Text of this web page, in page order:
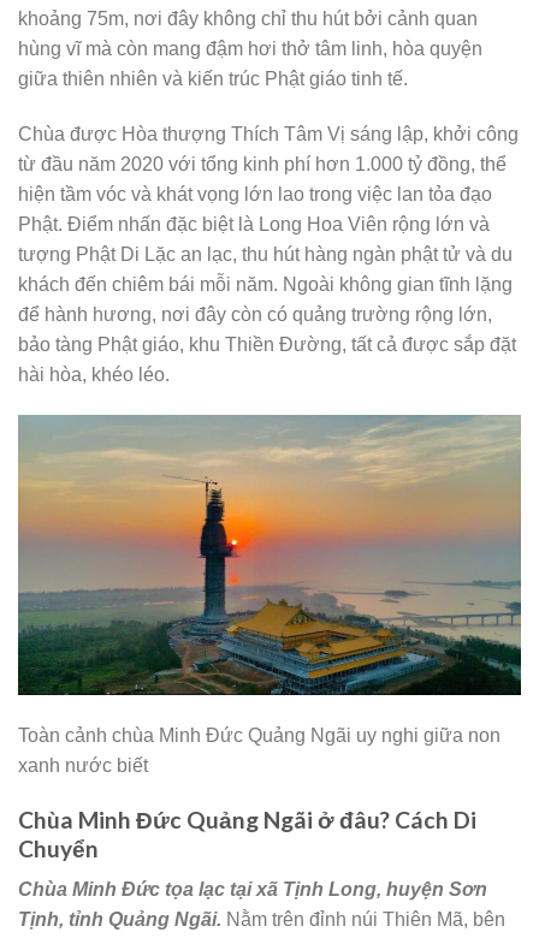
khoảng 75m, nơi đây không chỉ thu hút bởi cảnh quan
hùng vĩ mà còn mang đậm hơi thở tâm linh, hòa quyện
giữa thiên nhiên và kiến trúc Phật giáo tinh tế.
Chùa được Hòa thượng Thích Tâm Vị sáng lập, khởi công
từ đầu năm 2020 với tổng kinh phí hơn 1.000 tỷ đồng, thể
hiện tầm vóc và khát vọng lớn lao trong việc lan tỏa đạo
Phật. Điểm nhấn đặc biệt là Long Hoa Viên rộng lớn và
tượng Phật Di Lặc an lạc, thu hút hàng ngàn phật tử và du
khách đến chiêm bái mỗi năm. Ngoài không gian tĩnh lặng
để hành hương, nơi đây còn có quảng trường rộng lớn,
bảo tàng Phật giáo, khu Thiền Đường, tất cả được sắp đặt
hài hòa, khéo léo.
Toàn cảnh chùa Minh Đức Quảng Ngãi uy nghi giữa non
xanh nước biết
Chùa Minh Đức Quảng Ngãi ở đâu? Cách Di
Chuyển
Chùa Minh Đức tọa lạc tại xã Tịnh Long, huyện Sơn
Tịnh, tỉnh Quảng Ngãi. Nằm trên đỉnh núi Thiên Mã, bên